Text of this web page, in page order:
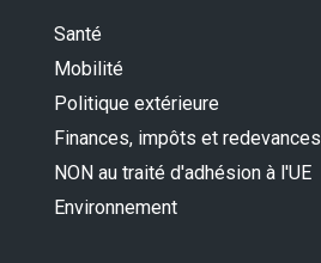
Santé
Mobilité
Politique extérieure
Finances, impôts et redevances
NON au traité d'adhésion à l'UE
Environnement